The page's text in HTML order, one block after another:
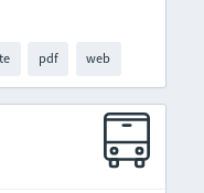
pdf web